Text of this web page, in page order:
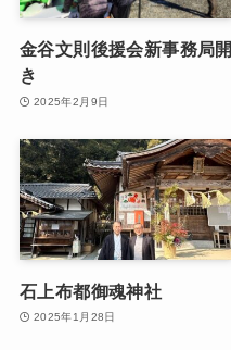
金谷文則後援会新事務局開
き
2025年2月9日
石上布都御魂神社
2025年1月28日